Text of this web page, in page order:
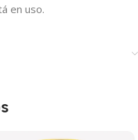
en uso.